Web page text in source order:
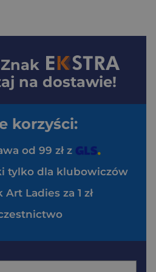
Znak
na dostawie!
korzyści:
od 99 zł z
tylko dla klubowiczów
Ladies za 1 zł